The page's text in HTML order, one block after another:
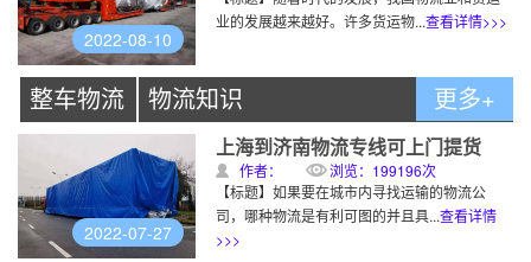
2022-08-10
业的发展越来越好。许多货运物...查看详情>>>
整车物流 物流知识 更多+
2022-07-27
上海到济南物流专线可上门提货
作者：
浏览：199196次
【标题】如果要在城市内寻找运输的物流公
司，哪种物流是有利可图的并且具...查看详情
>>>